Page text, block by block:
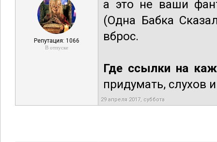
Репутация: 1066
В отпуске
а это не ваши
(Одна Бабка
вброс.
Где ссылки на
придумать, слухов
29 апреля 2017, суббота